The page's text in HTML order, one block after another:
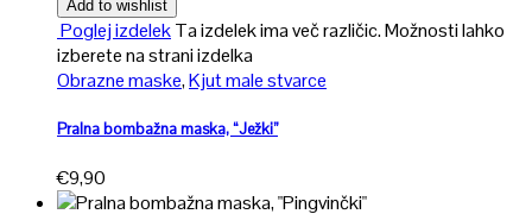
Add to wishlist
Poglej izdelekTa izdelek ima več različic. Možnosti lahko
izberete na strani izdelka
Obrazne maske,Kjut male stvarce
Pralna bombažna maska, “Ježki”
€9,90